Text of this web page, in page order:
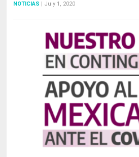
NOTICIAS July 1, 2020